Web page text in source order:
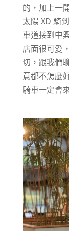
的，加上一
太陽 XD 騎
車道接到中
店面很可愛
切，跟我們
意都不怎麼
騎車一定會